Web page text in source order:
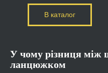
В каталог
У чому різниця між
ланцюжком